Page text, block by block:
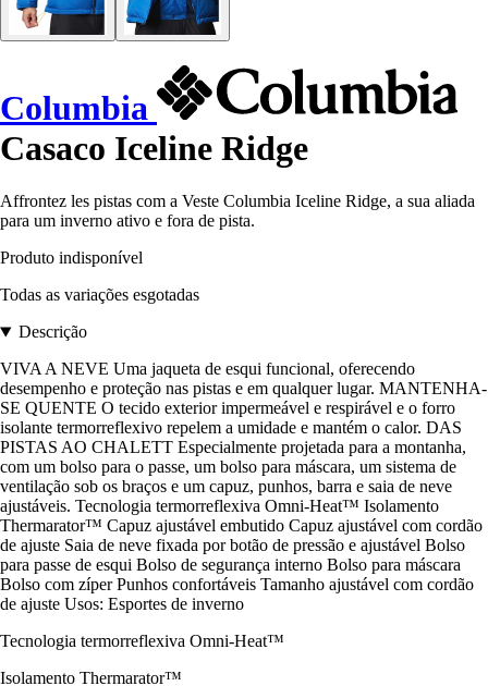
Columbia
Casaco Iceline Ridge
Affrontez les pistas com a Veste Columbia Iceline Ridge, a sua aliada
para um inverno ativo e fora de pista.
Produto indisponível
Todas as variações esgotadas
Descrição
VIVA A NEVE Uma jaqueta de esqui funcional, oferecendo
desempenho e proteção nas pistas e em qualquer lugar. MANTENHA-
SE QUENTE O tecido exterior impermeável e respirável e o forro
isolante termorreflexivo repelem a umidade e mantém o calor. DAS
PISTAS AO CHALETT Especialmente projetada para a montanha,
com um bolso para o passe, um bolso para máscara, um sistema de
ventilação sob os braços e um capuz, punhos, barra e saia de neve
ajustáveis. Tecnologia termorreflexiva Omni-Heat™ Isolamento
Thermarator™ Capuz ajustável embutido Capuz ajustável com cordão
de ajuste Saia de neve fixada por botão de pressão e ajustável Bolso
para passe de esqui Bolso de segurança interno Bolso para máscara
Bolso com zíper Punhos confortáveis Tamanho ajustável com cordão
de ajuste Usos: Esportes de inverno
Tecnologia termorreflexiva Omni-Heat™
Isolamento Thermarator™